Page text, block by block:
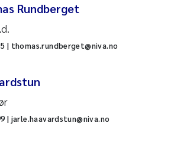
Rundberget
| thomas.rundberget@niva.no
| jarle.haavardstun@niva.no